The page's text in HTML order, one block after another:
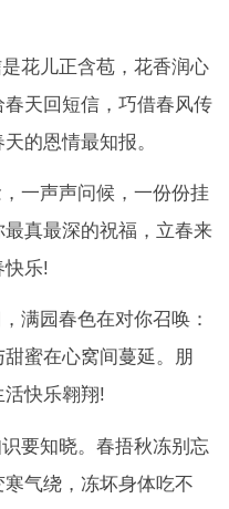
花儿正含苞，花香润心
天回短信，巧借春风传
的恩情最知报。
一声声问候，一份份挂
真最深的祝福，立春来
快乐!
满园春色在对你召唤：
蜜在心窝间蔓延。朋
快乐翱翔!
要知晓。春捂秋冻别忘
气绕，冻坏身体吃不